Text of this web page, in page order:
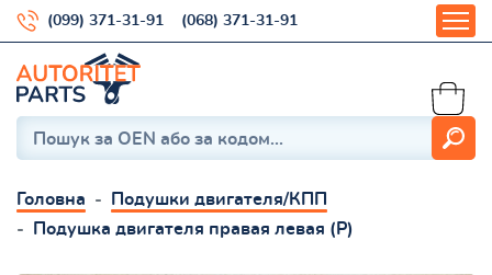
(099) 371-31-91 (068) 371-31-91
Головна
Подушки двигателя/КПП
Подушка двигателя правая левая (Р)